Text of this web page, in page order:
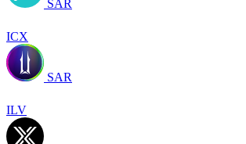
SAR
ICX
SAR
ILV